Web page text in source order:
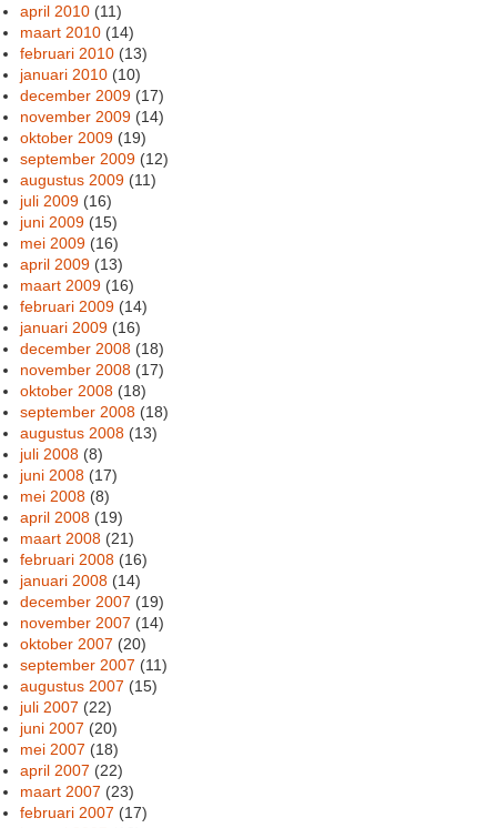
april 2010 (11)
maart 2010 (14)
februari 2010 (13)
januari 2010 (10)
december 2009 (17)
november 2009 (14)
oktober 2009 (19)
september 2009 (12)
augustus 2009 (11)
juli 2009 (16)
juni 2009 (15)
mei 2009 (16)
april 2009 (13)
maart 2009 (16)
februari 2009 (14)
januari 2009 (16)
december 2008 (18)
november 2008 (17)
oktober 2008 (18)
september 2008 (18)
augustus 2008 (13)
juli 2008 (8)
juni 2008 (17)
mei 2008 (8)
april 2008 (19)
maart 2008 (21)
februari 2008 (16)
januari 2008 (14)
december 2007 (19)
november 2007 (14)
oktober 2007 (20)
september 2007 (11)
augustus 2007 (15)
juli 2007 (22)
juni 2007 (20)
mei 2007 (18)
april 2007 (22)
maart 2007 (23)
februari 2007 (17)